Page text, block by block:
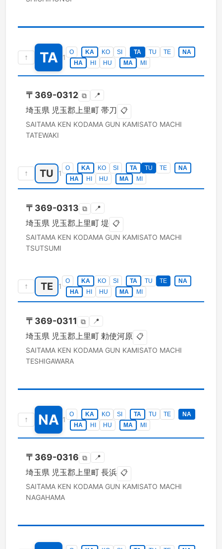
↑ TA 1
O KA KO SI TA TU TE
NA
HA
HI HU MA MI
〒 369-0312 ⧉ 📍
埼玉県 児玉郡上里町 帯刀 📋
SAITAMA KEN KODAMA GUN KAMISATO MACHI
TATEWAKI
↑ TU 1
O KA KO SI TA TU TE
NA
HA
HI HU MA MI
〒 369-0313 ⧉ 📍
埼玉県 児玉郡上里町 堤 📋
SAITAMA KEN KODAMA GUN KAMISATO MACHI
TSUTSUMI
↑ TE 1
O KA KO SI TA TU TE
NA
HA
HI HU MA MI
〒 369-0311 ⧉ 📍
埼玉県 児玉郡上里町 勅使河原 📋
SAITAMA KEN KODAMA GUN KAMISATO MACHI
TESHIGAWARA
↑ NA 1
O KA KO SI TA TU TE
NA
HA
HI HU MA MI
〒 369-0316 ⧉ 📍
埼玉県 児玉郡上里町 長浜 📋
SAITAMA KEN KODAMA GUN KAMISATO MACHI
NAGAHAMA